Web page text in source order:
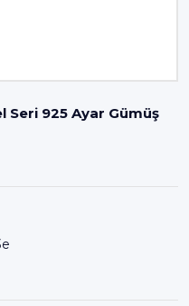
Seri 925 Ayar Gümüş